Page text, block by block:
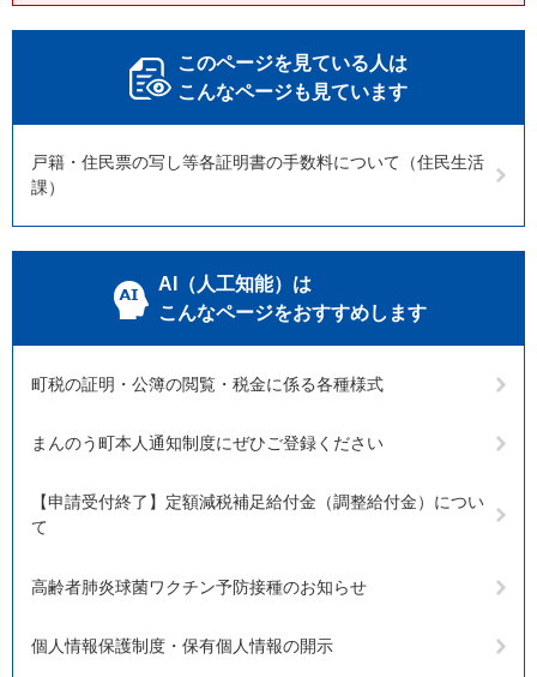
このページを見ている人は
こんなページも見ています
戸籍・住民票の写し等各証明書の手数料について（住民生活
課）
AI（人工知能）は
こんなページをおすすめします
町税の証明・公簿の閲覧・税金に係る各種様式
まんのう町本人通知制度にぜひご登録ください
【申請受付終了】定額減税補足給付金（調整給付金）につい
て
高齢者肺炎球菌ワクチン予防接種のお知らせ
個人情報保護制度・保有個人情報の開示